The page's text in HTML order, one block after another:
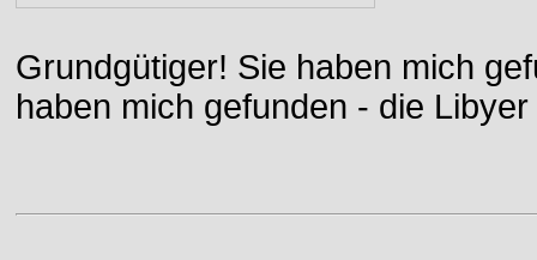
Grundgütiger! Sie haben mich
haben mich gefunden - die